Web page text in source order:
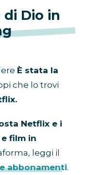
Dio in
È stata la
che lo trovi
Netflix e i
film in
leggi il
abbonamenti.